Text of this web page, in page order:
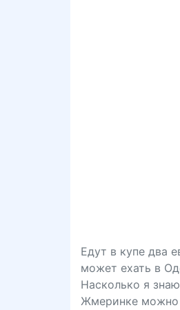
Едут в купе два
может ехать в
Насколько я
Жмеринке можно